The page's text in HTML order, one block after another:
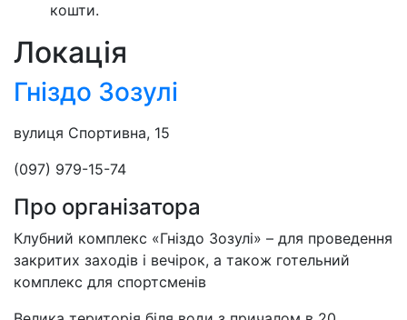
кошти.
Локація
Гніздо Зозулі
вулиця Спортивна, 15
(097) 979-15-74
Про організатора
Клубний комплекс «Гніздо Зозулі» – для проведення
закритих заходів і вечірок, а також готельний
комплекс для спортсменів